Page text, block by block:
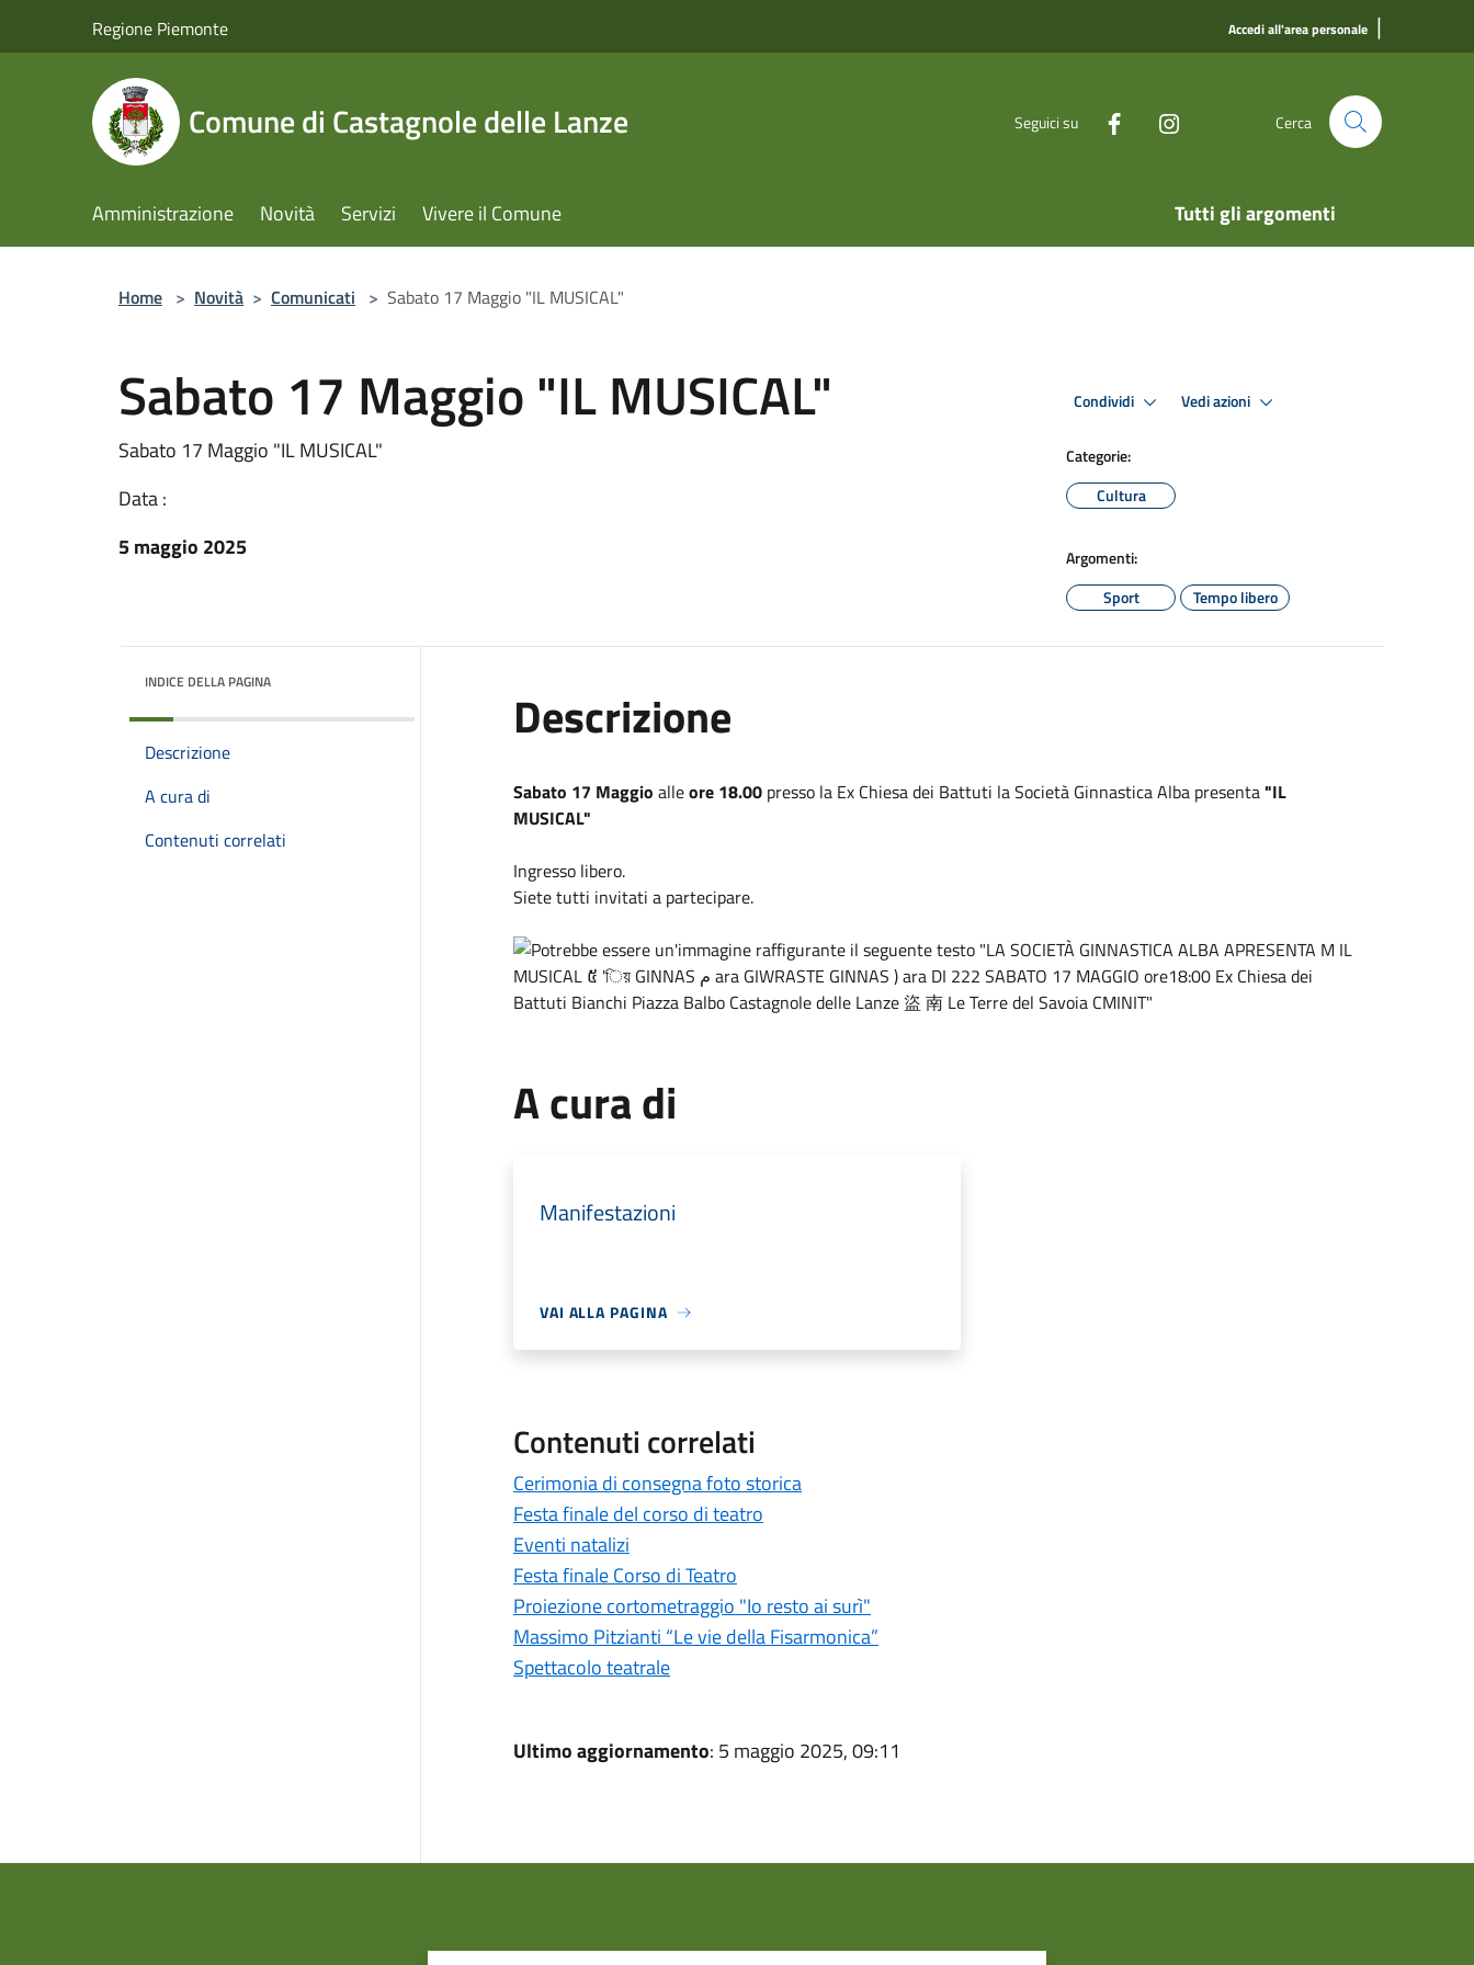
Regione Piemonte Accedi all'area personale |
Comune di Castagnole delle Lanze Seguici su Cerca
Amministrazione Novità Servizi Vivere il Comune Tutti gli argomenti
Home > Novità > Comunicati > Sabato 17 Maggio "IL MUSICAL"
Sabato 17 Maggio "IL MUSICAL"
Sabato 17 Maggio "IL MUSICAL"
Data :
5 maggio 2025
Condividi Vedi azioni
Categorie:
Cultura
Argomenti:
Sport
Tempo libero
INDICE DELLA PAGINA
Descrizione
A cura di
Contenuti correlati
Descrizione
Sabato 17 Maggio alleore 18.00presso la Ex Chiesa dei Battuti la Società Ginnastica Alba presenta"IL
MUSICAL"
Ingresso libero.
Siete tutti invitati a partecipare.
A cura di
Manifestazioni
VAI ALLA PAGINA
Contenuti correlati
Cerimonia di consegna foto storica
Festa finale del corso di teatro
Eventi natalizi
Festa finale Corso di Teatro
Proiezione cortometraggio "Io resto ai surì"
Massimo Pitzianti “Le vie della Fisarmonica”
Spettacolo teatrale
Ultimo aggiornamento: 5 maggio 2025, 09:11